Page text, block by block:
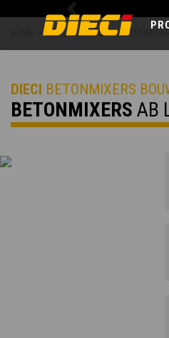
Previous
BETONMIXERS >
DIECI BETONMIXERS
BETONMIXERS AB